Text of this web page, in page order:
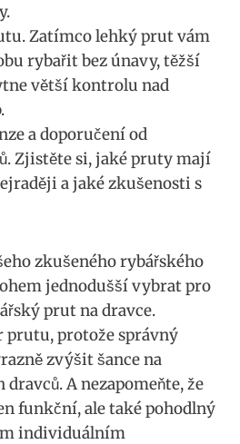
Zatímco lehký​ prut ⁤vám
rybařit bez únavy, těžší
větší⁣ kontrolu nad
⁢a doporučení od
Zjistěte si, jaké ⁣pruty mají
a jaké zkušenosti s
zkušeného⁣ rybářského
jednodušší vybrat ⁢pro
prut⁤ na ⁣dravce.‍
​prutu, ‍protože správný
zvýšit ‌šance na
A nezapomeňte, že
​funkční, ale také ⁢pohodlný
individuálním⁤